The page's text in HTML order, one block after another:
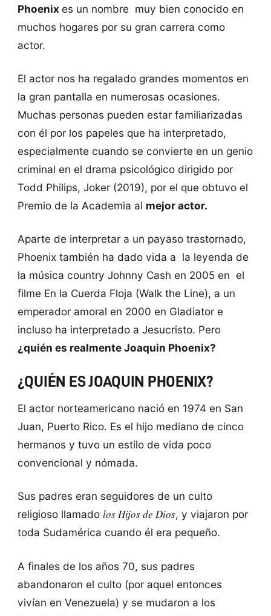
Phoenix es un nombre muy bien conocido en
muchos hogares por su gran carrera como
actor.
El actor nos ha regalado grandes momentos en
la gran pantalla en numerosas ocasiones.
Muchas personas pueden estar familiarizadas
con él por los papeles que ha interpretado,
especialmente cuando se convierte en un genio
criminal en el drama psicológico dirigido por
Todd Philips, Joker (2019), por el que obtuvo el
Premio de la Academia al mejor actor.
Aparte de interpretar a un payaso trastornado,
Phoenix también ha dado vida a la leyenda de
la música country Johnny Cash en 2005 en el
filme En la Cuerda Floja (Walk the Line), a un
emperador amoral en 2000 en Gladiator e
incluso ha interpretado a Jesucristo. Pero
¿quién es realmente Joaquin Phoenix?
¿QUIÉN ES JOAQUIN PHOENIX?
El actor norteamericano nació en 1974 en San
Juan, Puerto Rico. Es el hijo mediano de cinco
hermanos y tuvo un estilo de vida poco
convencional y nómada.
Sus padres eran seguidores de un culto
religioso llamado los Hijos de Dios, y viajaron por
toda Sudamérica cuando él era pequeño.
A finales de los años 70, sus padres
abandonaron el culto (por aquel entonces
vivían en Venezuela) y se mudaron a los